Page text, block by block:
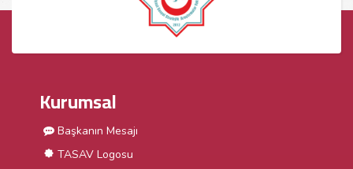
Kurumsal
Başkanın Mesajı
TASAV Logosu